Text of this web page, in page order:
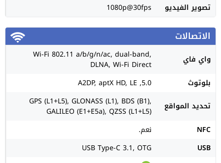
تصوير الفيديو 1080p@30fps
الاتصالات
واي فاي Wi-Fi 802.11 a/b/g/n/ac, dual-band,
DLNA, Wi-Fi Direct
بلوتوث
5.0, A2DP, aptX HD, LE
تحديد المواقع
GPS (L1+L5), GLONASS (L1), BDS (B1),
GALILEO (E1+E5a), QZSS (L1+L5)
NFC
نعم.
USB
USB Type-C 3.1, OTG